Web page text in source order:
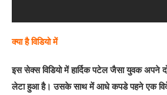
क्या है विडियो में
इस सेक्स विडियो में हार्दिक पटेल जैसा युवक अपने
लेटा हुआ है। उसके साथ में आधे कपडे पहने एक